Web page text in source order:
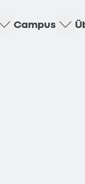
Campus